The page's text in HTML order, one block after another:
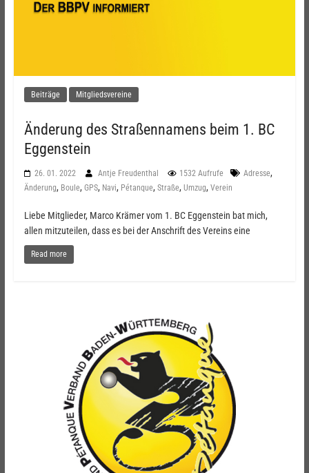
Beiträge Mitgliedsvereine
Änderung des Straßennamens beim 1. BC
Eggenstein
26. 01. 2022 Antje Freudenthal 1532 Aufrufe Adresse,
Änderung, Boule, GPS, Navi, Pétanque, Straße, Umzug, Verein
Liebe Mitglieder, Marco Krämer vom 1. BC Eggenstein bat mich,
allen mitzuteilen, dass es bei der Anschrift des Vereins eine
Read more